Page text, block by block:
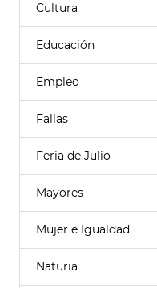
Cultura
Educación
Empleo
Fallas
Feria de Julio
Mayores
Mujer e Igualdad
Naturia